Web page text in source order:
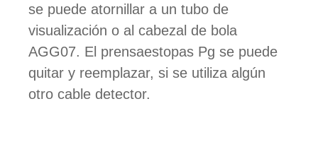
se puede atornillar a un tubo de
visualización o al cabezal de bola
AGG07. El prensaestopas Pg se puede
quitar y reemplazar, si se utiliza algún
otro cable detector.